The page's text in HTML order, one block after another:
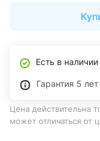
Есть в наличии
Гарантия 5 лет
Цена действительна
может отличаться от